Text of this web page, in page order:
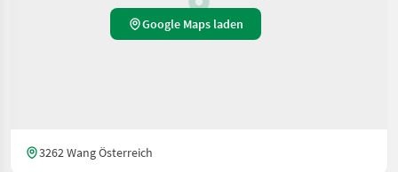
Google Maps laden
3262 Wang Österreich